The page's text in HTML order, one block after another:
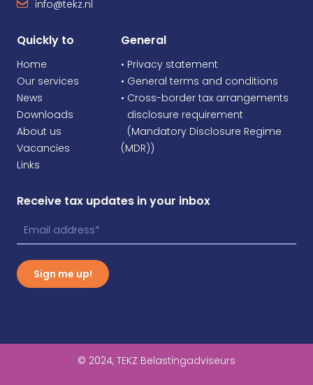
info@tekz.nl
Quickly to
Home
Our services
News
Downloads
About us
Vacancies
Links
General
• Privacy statement
• General terms and conditions
• Cross-border tax arrangements
disclosure requirement
(Mandatory Disclosure Regime
(MDR))
Receive tax updates in your inbox
Sign me up!
© 2024, TEKZ Belastingadviseurs